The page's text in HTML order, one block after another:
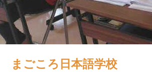
まごころ日本語学校